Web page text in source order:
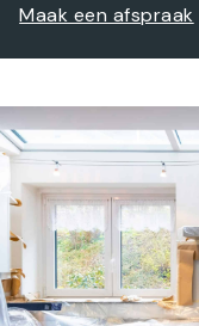
Maak een afspraak